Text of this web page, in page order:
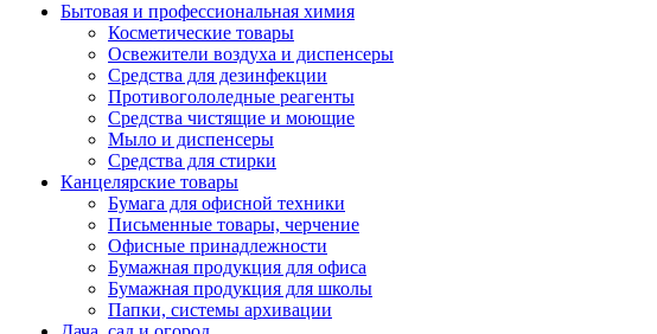
Бытовая и профессиональная химия
Косметические товары
Освежители воздуха и диспенсеры
Средства для дезинфекции
Противогололедные реагенты
Средства чистящие и моющие
Мыло и диспенсеры
Средства для стирки
Канцелярские товары
Бумага для офисной техники
Письменные товары, черчение
Офисные принадлежности
Бумажная продукция для офиса
Бумажная продукция для школы
Папки, системы архивации